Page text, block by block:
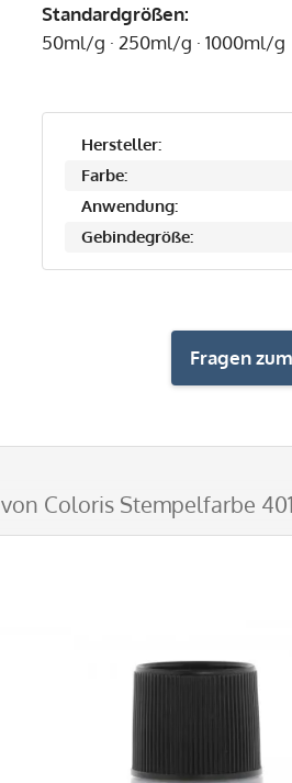
Standardgrößen:
50ml/g · 250ml/g · 1000ml/g
Hersteller:
Farbe:
Anwendung:
Gebindegröße:
Fragen
von Coloris Stempelfarbe